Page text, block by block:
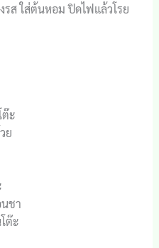
ส ใส่ต้นหอม ปิดไฟแล้วโรย
ะ
ย
ชา
ต๊ะ